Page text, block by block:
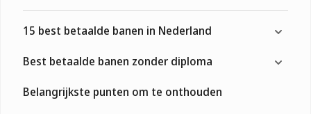
15 best betaalde banen in Nederland
Best betaalde banen zonder diploma
Belangrijkste punten om te onthouden